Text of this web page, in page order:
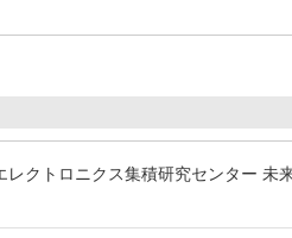
クトロニクス集積研究センター 未